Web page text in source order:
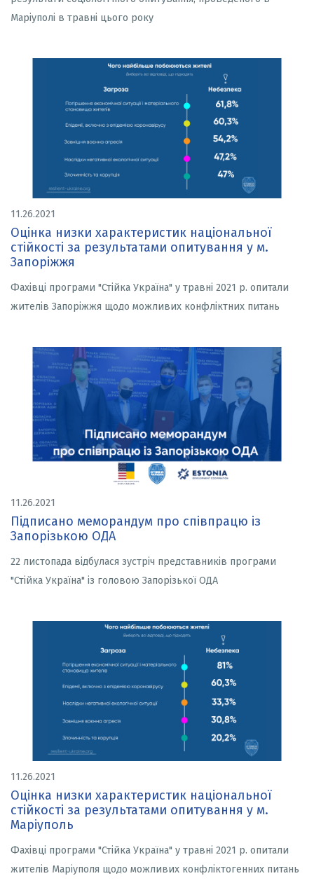
Маріуполі в травні цього року
11.26.2021
Оцінка низки характеристик національної
стійкості за результатами опитування у м.
Запоріжжя
Фахівці програми "Стійка Україна" у травні 2021 р. опитали
жителів Запоріжжя щодо можливих конфліктних питань
11.26.2021
Підписано меморандум про співпрацю із
Запорізькою ОДА
22 листопада відбулася зустріч представників програми
"Стійка Україна" із головою Запорізької ОДА
11.26.2021
Оцінка низки характеристик національної
стійкості за результатами опитування у м.
Маріуполь
Фахівці програми "Стійка Україна" у травні 2021 р. опитали
жителів Маріуполя щодо можливих конфліктогенних питань